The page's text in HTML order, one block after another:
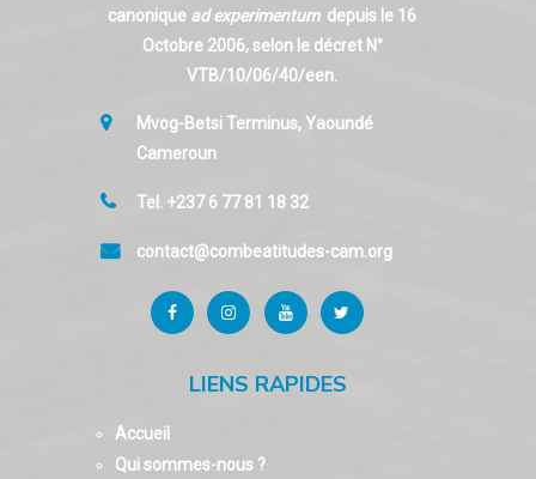
canonique ad experimentumdepuis le 16
Octobre 2006, selon le décret N°
VTB/10/06/40/een.
Mvog-Betsi Terminus, Yaoundé
Cameroun
Tel. +237 6 77 81 18 32
contact@combeatitudes-cam.org
LIENS RAPIDES
Accueil
Qui sommes-nous ?